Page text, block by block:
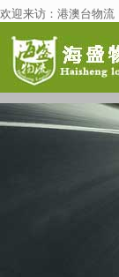
欢迎来访： 港澳台物流